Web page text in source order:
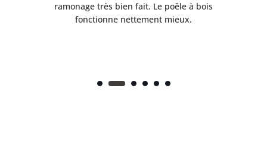
ramonage très bien fait. Le poêle à bois
fonctionne nettement mieux.